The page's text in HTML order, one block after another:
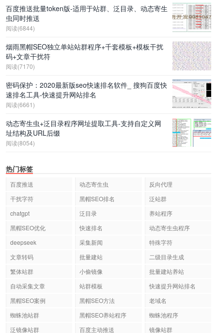
百度推送批量token版-适用于站群、泛目录、动态寄生
虫同时推送
阅读(6844)
烟雨黑帽SEO独立单站站群程序+千套模板+模板干扰
码+文章干扰符
阅读(7170)
密码保护：2020最新版seo快速排名软件_ 搜狗百度快
速排名工具-快速提升网站排名
阅读(6661)
动态寄生虫+泛目录程序网址提取工具-支持自定义网
址结构及URL后缀
阅读(8054)
热门标签
百度推送 动态寄生虫
反向代理
干扰字符
黑帽SEO排名
泛站群
chatgpt
泛目录
养站程序
黑帽SEO优化
快速排名
动态寄生虫程序
deepseek
采集新闻
特殊字符
文章转码
批量建站
二级目录生成
繁体站群
小偷镜像
批量建站养站
自动采集文章
站群模板
快速提升网站排名
黑帽SEO案例
黑帽SEO方法
老域名
蜘蛛池站群
黑帽SEO养站程序
蜘蛛池程序
泛镜像站群
百度主动推送 镜像站群